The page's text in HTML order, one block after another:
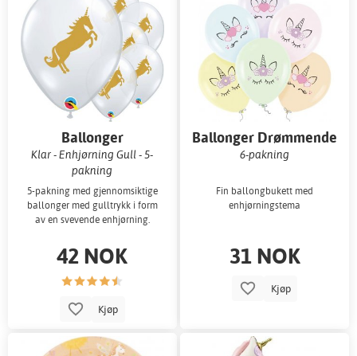
Ballonger
Klar - Enhjørning Gull - 5-
pakning
5-pakning med gjennomsiktige
ballonger med gulltrykk i form
av en svevende enhjørning.
42 NOK
Kjøp
Ballonger Drømmende
Enhjørning
6-pakning
Fin ballongbukett med
enhjørningstema
31 NOK
Kjøp